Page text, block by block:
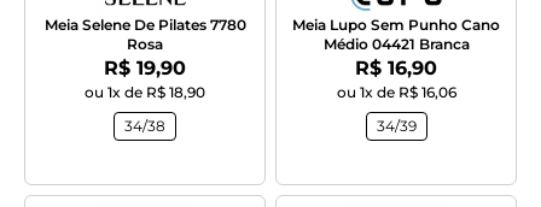
Meia Selene De Pilates 7780
Rosa
Por:
R$ 19,90
ou 1x de R$ 18,90
34/38
Meia Lupo Sem Punho Cano
Médio 04421 Branca
Por:
R$ 16,90
ou 1x de R$ 16,06
34/39